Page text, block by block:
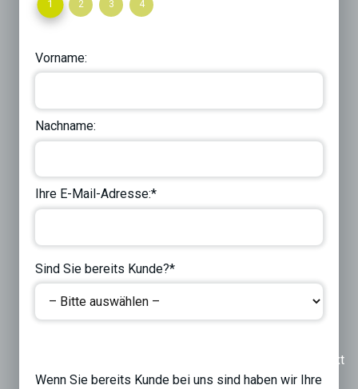
1 2 3 4
Vorname:
Nachname:
Ihre E-Mail-Adresse:*
Sind Sie bereits Kunde?*
Next
Wenn Sie bereits Kunde bei uns sind haben wir Ihre